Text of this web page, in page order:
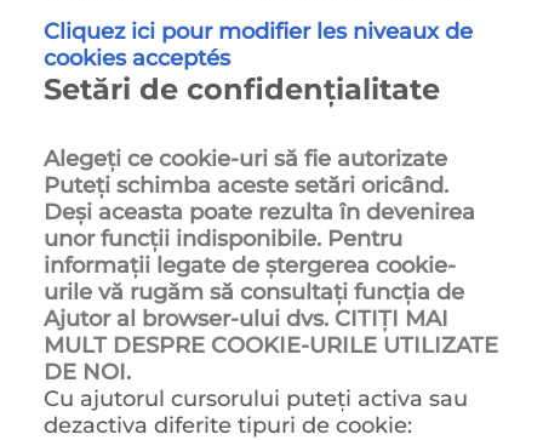
Cliquez ici pour modifier les niveaux de
cookies acceptés
Setări de confidențialitate
Alegeți ce cookie-uri să fie autorizate
Puteți schimba aceste setări oricând.
Deși aceasta poate rezulta în devenirea
unor funcții indisponibile. Pentru
informații legate de ștergerea cookie-
urile vă rugăm să consultați funcția de
Ajutor al browser-ului dvs. CITIȚI MAI
MULT DESPRE COOKIE-URILE UTILIZATE
DE NOI.
Cu ajutorul cursorului puteți activa sau
dezactiva diferite tipuri de cookie: